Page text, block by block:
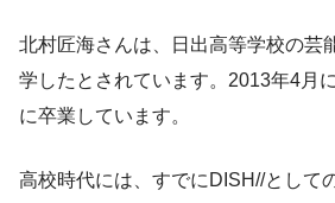
北村匠海さんは、日出高等学校の芸
学したとされています。2013年4月
に卒業しています。
高校時代には、すでにDISH//として